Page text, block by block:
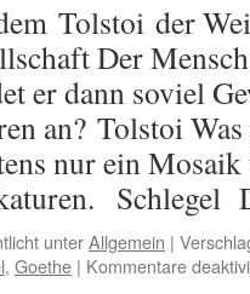
Tolstoi der
Der
er dann soviel
an? Tolstoi
nur ein
Schlegel
unterAllgemein |
, Goethe | Kommentare